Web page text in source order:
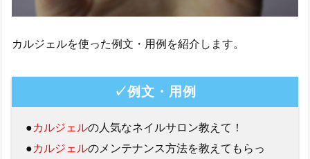
カルジェルを使った例文・用例を紹介します。
✓例文・用例
●カルジェルの人気なネイルサロン教えて！
●カルジェルのメンテナンス方法を教えてもらっ